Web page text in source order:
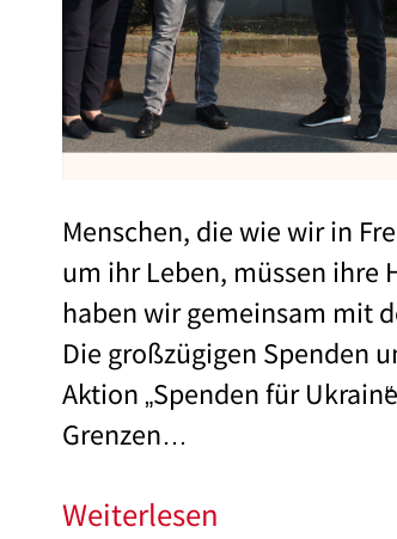
Menschen, die wie wir in
um ihr Leben, müssen ihre
haben wir gemeinsam mit
Die großzügigen Spenden
Aktion „Spenden für Ukraine
“
Grenzen…
Weiterlesen